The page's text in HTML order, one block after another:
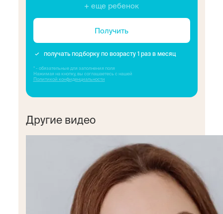
+ еще ребенок
Получить
получать подборку по возрасту 1 раз в месяц
* - обязательные для заполнения поля
Нажимая на кнопку, вы соглашаетесь с нашей
Политикой конфиденциальности
Другие видео